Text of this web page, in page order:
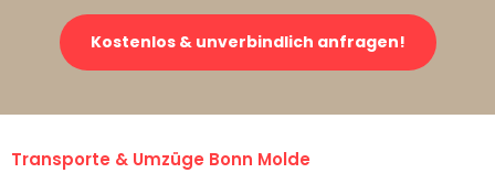
Kostenlos & unverbindlich anfragen!
Transporte & Umzüge Bonn Molde